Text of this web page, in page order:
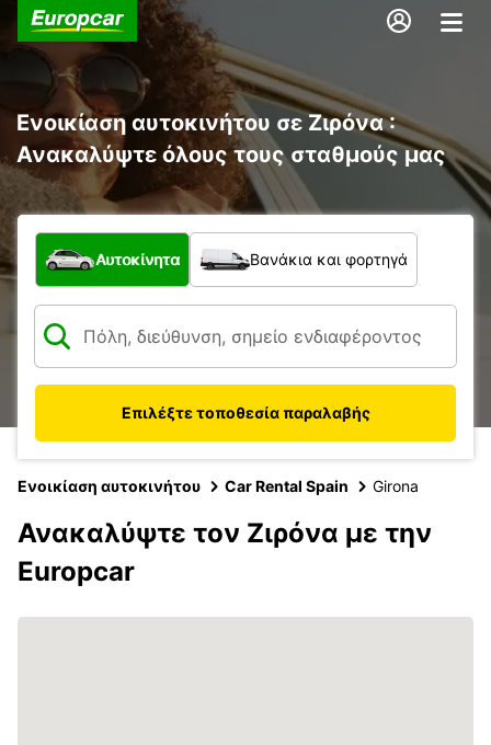
Ενοικίαση αυτοκινήτου σε Ζιρόνα :
Ανακαλύψτε όλους τους σταθμούς μας
Τι τύπος οχήματος;
Αυτοκίνητα Βανάκια και φορτηγά
Επιλέξτε τοποθεσία παραλαβής
Ενοικίαση αυτοκινήτου Car Rental Spain Girona
Ανακαλύψτε τον Ζιρόνα με την
Europcar